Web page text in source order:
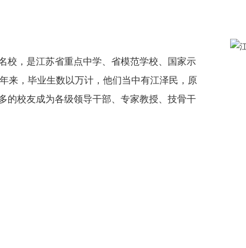
校，是江苏省重点中学、省模范学校、国家示
，毕业生数以万计，他们当中有江泽民，原
的校友成为各级领导干部、专家教授、技骨干